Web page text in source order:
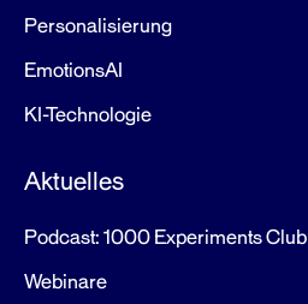
Personalisierung
EmotionsAI
KI-Technologie
Aktuelles
Podcast: 1000 Experiments Club
Webinare